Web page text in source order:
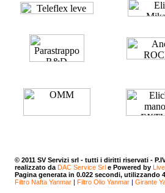
© 2011 SV Servizi srl - tutti i diritti riservati -
realizzato da DAC Service Srl e Powered by
Pagina generata in 0.022 secondi, utilizzando
Filtro Nafta Yanmar | Filtro Olio Yanmar | Girante